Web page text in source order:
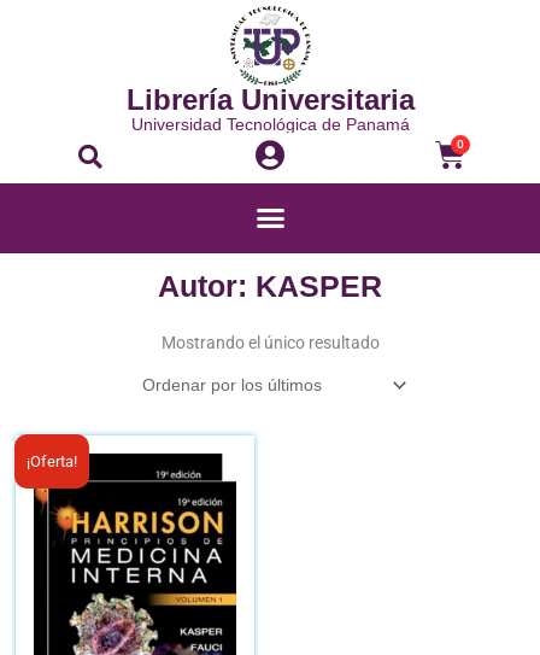
Librería Universitaria
Universidad Tecnológica de Panamá
Buscar 0
Carrito
Menú
Autor: KASPER
Mostrando el único resultado
¡Oferta!
El
precio
original
era:
B/.150.00.
precio